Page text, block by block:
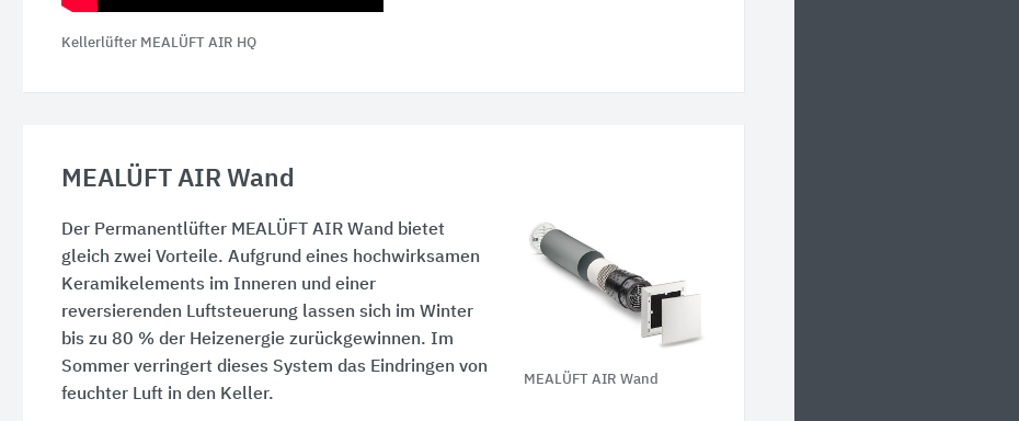
Kellerlüfter MEALÜFT AIR HQ
MEALÜFT AIR Wand
MEALÜFT AIR Wand
Der Permanentlüfter MEALÜFT AIR Wand bietet
gleich zwei Vorteile. Aufgrund eines hochwirksamen
Keramikelements im Inneren und einer
reversierenden Luftsteuerung lassen sich im Winter
bis zu 80 % der Heizenergie zurückgewinnen. Im
Sommer verringert dieses System das Eindringen von
feuchter Luft in den Keller.